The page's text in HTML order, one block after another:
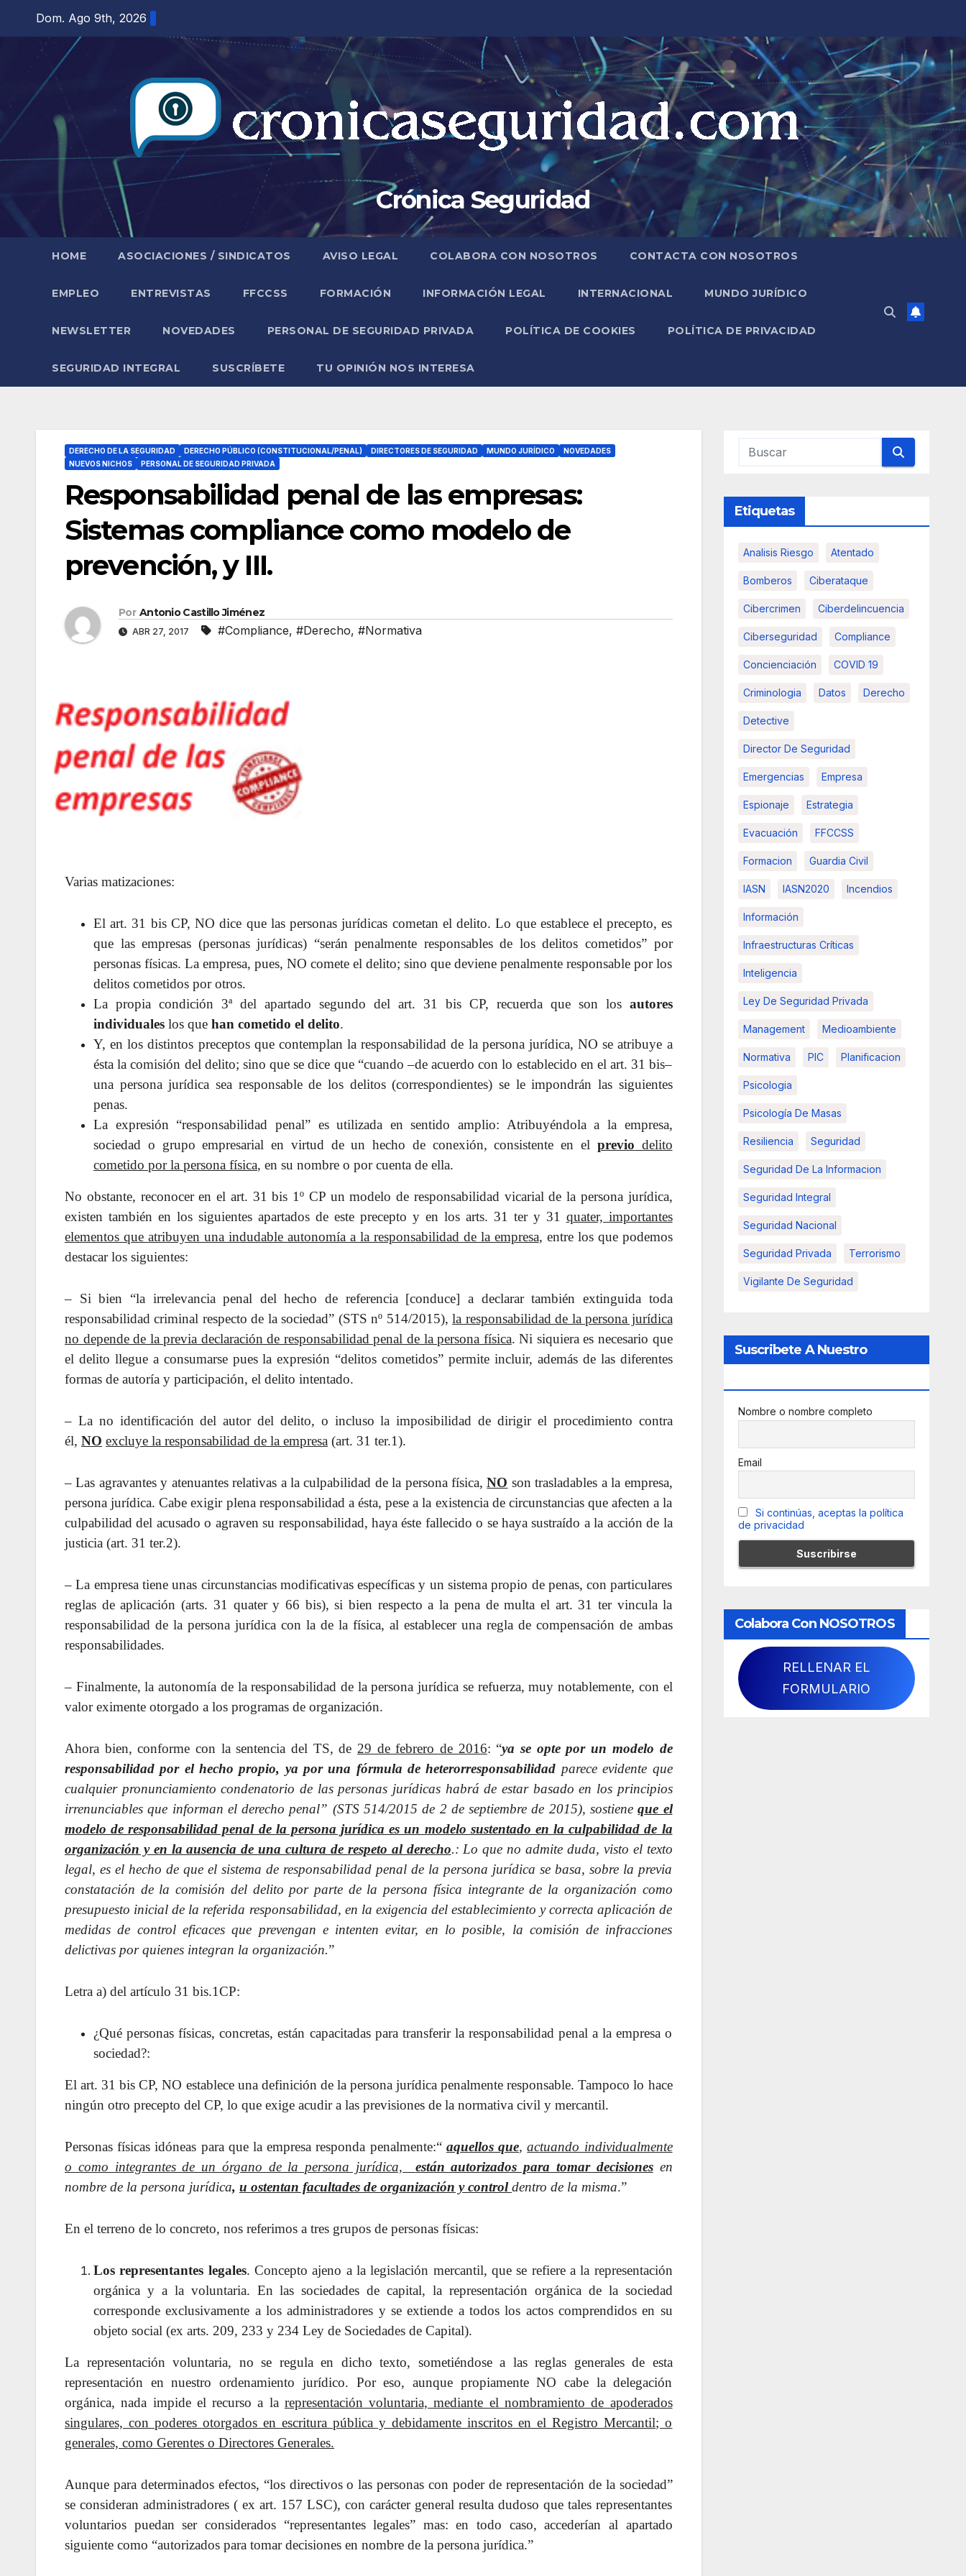
contenido
Dom. Ago 9th, 2026
Crónica Seguridad
HOME ASOCIACIONES / SINDICATOS AVISO LEGAL COLABORA CON NOSOTROS CONTACTA CON NOSOTROS
EMPLEO ENTREVISTAS FFCCSS FORMACIÓN INFORMACIÓN LEGAL INTERNACIONAL MUNDO JURÍDICO
NEWSLETTER NOVEDADES PERSONAL DE SEGURIDAD PRIVADA POLÍTICA DE COOKIES POLÍTICA DE PRIVACIDAD
SEGURIDAD INTEGRAL SUSCRÍBETE TU OPINIÓN NOS INTERESA
DERECHO DE LA SEGURIDAD DERECHO PÚBLICO (CONSTITUCIONAL/PENAL) DIRECTORES DE SEGURIDAD MUNDO JURÍDICO
NOVEDADES
NUEVOS NICHOS
PERSONAL DE SEGURIDAD PRIVADA
Responsabilidad penal de las empresas:
Sistemas compliance como modelo de
prevención, y III.
Por Antonio Castillo Jiménez
ABR 27, 2017 #Compliance, #Derecho, #Normativa
Varias matizaciones:
El art. 31 bis CP, NO dice que las personas jurídicas cometan el delito. Lo que establece el precepto, es
que las empresas (personas jurídicas) “serán penalmente responsables de los delitos cometidos” por
personas físicas. La empresa, pues, NO comete el delito; sino que deviene penalmente responsable por los
delitos cometidos por otros.
La propia condición 3ª del apartado segundo del art. 31 bis CP, recuerda que son los autores
individuales los que han cometido el delito.
Y, en los distintos preceptos que contemplan la responsabilidad de la persona jurídica, NO se atribuye a
ésta la comisión del delito; sino que se dice que “cuando –de acuerdo con lo establecido en el art. 31 bis–
una persona jurídica sea responsable de los delitos (correspondientes) se le impondrán las siguientes
penas.
La expresión “responsabilidad penal” es utilizada en sentido amplio: Atribuyéndola a la empresa,
sociedad o grupo empresarial en virtud de un hecho de conexión, consistente en el previo delito
cometido por la persona física, en su nombre o por cuenta de ella.
No obstante, reconocer en el art. 31 bis 1º CP un modelo de responsabilidad vicarial de la persona jurídica,
existen también en los siguientes apartados de este precepto y en los arts. 31 ter y 31 quater, importantes
elementos que atribuyen una indudable autonomía a la responsabilidad de la empresa, entre los que podemos
destacar los siguientes:
– Si bien “la irrelevancia penal del hecho de referencia [conduce] a declarar también extinguida toda
responsabilidad criminal respecto de la sociedad” (STS nº 514/2015),la responsabilidad de la persona jurídica
no depende de la previa declaración de responsabilidad penal de la persona física. Ni siquiera es necesario que
el delito llegue a consumarse pues la expresión “delitos cometidos” permite incluir, además de las diferentes
formas de autoría y participación, el delito intentado.
– La no identificación del autor del delito, o incluso la imposibilidad de dirigir el procedimiento contra
él, NO excluye la responsabilidad de la empresa (art. 31 ter.1).
– Las agravantes y atenuantes relativas a la culpabilidad de la persona física,NO son trasladables a la empresa,
persona jurídica. Cabe exigir plena responsabilidad a ésta, pese a la existencia de circunstancias que afecten a la
culpabilidad del acusado o agraven su responsabilidad, haya éste fallecido o se haya sustraído a la acción de la
justicia (art. 31 ter.2).
– La empresa tiene unas circunstancias modificativas específicas y un sistema propio de penas, con particulares
reglas de aplicación (arts. 31 quater y 66 bis), si bien respecto a la pena de multa el art. 31 ter vincula la
responsabilidad de la persona jurídica con la de la física, al establecer una regla de compensación de ambas
responsabilidades.
– Finalmente, la autonomía de la responsabilidad de la persona jurídica se refuerza, muy notablemente, con el
valor eximente otorgado a los programas de organización.
Ahora bien, conforme con la sentencia del TS, de29 de febrero de 2016: “ya se opte por un modelo de
responsabilidad por el hecho propio, ya por una fórmula de heterorresponsabilidad parece evidente que
cualquier pronunciamiento condenatorio de las personas jurídicas habrá de estar basado en los principios
irrenunciables que informan el derecho penal” (STS 514/2015 de 2 de septiembre de 2015), sostieneque el
modelo de responsabilidad penal de la persona jurídica es un modelo sustentado en la culpabilidad de la
organización y en la ausencia de una cultura de respeto al derecho.: Lo que no admite duda, visto el texto
legal, es el hecho de que el sistema de responsabilidad penal de la persona jurídica se basa, sobre la previa
constatación de la comisión del delito por parte de la persona física integrante de la organización como
presupuesto inicial de la referida responsabilidad, en la exigencia del establecimiento y correcta aplicación de
medidas de control eficaces que prevengan e intenten evitar, en lo posible, la comisión de infracciones
delictivas por quienes integran la organización.”
Letra a) del artículo 31 bis.1CP:
¿Qué personas físicas, concretas, están capacitadas para transferir la responsabilidad penal a la empresa o
sociedad?:
El art. 31 bis CP, NO establece una definición de la persona jurídica penalmente responsable. Tampoco lo hace
ningún otro precepto del CP, lo que exige acudir a las previsiones de la normativa civil y mercantil.
Personas físicas idóneas para que la empresa responda penalmente:“ aquellos que,actuando individualmente
o como integrantes de un órgano de la persona jurídica, están autorizados para tomar decisionesen
nombre de la persona jurídica, u ostentan facultades de organización y controldentro de la misma.”
En el terreno de lo concreto, nos referimos a tres grupos de personas físicas:
Los representantes legales. Concepto ajeno a la legislación mercantil, que se refiere a la representación
orgánica y a la voluntaria. En las sociedades de capital, la representación orgánica de la sociedad
corresponde exclusivamente a los administradores y se extiende a todos los actos comprendidos en su
objeto social (ex arts. 209, 233 y 234 Ley de Sociedades de Capital).
La representación voluntaria, no se regula en dicho texto, sometiéndose a las reglas generales de esta
representación en nuestro ordenamiento jurídico. Por eso, aunque propiamente NO cabe la delegación
orgánica, nada impide el recurso a la representación voluntaria, mediante el nombramiento de apoderados
singulares, con poderes otorgados en escritura pública y debidamente inscritos en el Registro Mercantil; o
generales, como Gerentes o Directores Generales.
Aunque para determinados efectos, “los directivos o las personas con poder de representación de la sociedad”
se consideran administradores ( ex art. 157 LSC), con carácter general resulta dudoso que tales representantes
voluntarios puedan ser considerados “representantes legales” mas: en todo caso, accederían al apartado
siguiente como “autorizados para tomar decisiones en nombre de la persona jurídica.”
Etiquetas
Analisis Riesgo Atentado
Bomberos Ciberataque
Cibercrimen Ciberdelincuencia
Ciberseguridad Compliance
Concienciación COVID 19
Criminologia Datos Derecho
Detective
Director De Seguridad
Emergencias Empresa
Espionaje Estrategia
Evacuación FFCCSS
Formacion Guardia Civil
IASN IASN2020 Incendios
Información
Infraestructuras Críticas
Inteligencia
Ley De Seguridad Privada
Management Medioambiente
Normativa PIC Planificacion
Psicologia
Psicología De Masas
Resiliencia Seguridad
Seguridad De La Informacion
Seguridad Integral
Seguridad Nacional
Seguridad Privada Terrorismo
Vigilante De Seguridad
Suscribete A Nuestro
Nombre o nombre completo
Email
Si continúas, aceptas la política
de privacidad
Colabora Con NOSOTROS
RELLENAR EL
FORMULARIO